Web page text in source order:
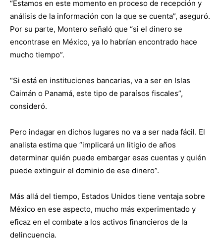
“Estamos en este momento en proceso de recepción y
análisis de la información con la que se cuenta”, aseguró.
Por su parte, Montero señaló que “si el dinero se
encontrase en México, ya lo habrían encontrado hace
mucho tiempo”.
“Si está en instituciones bancarias, va a ser en Islas
Caimán o Panamá, este tipo de paraísos fiscales”,
consideró.
Pero indagar en dichos lugares no va a ser nada fácil. El
analista estima que “implicará un litigio de años
determinar quién puede embargar esas cuentas y quién
puede extinguir el dominio de ese dinero”.
Más allá del tiempo, Estados Unidos tiene ventaja sobre
México en ese aspecto, mucho más experimentado y
eficaz en el combate a los activos financieros de la
delincuencia.